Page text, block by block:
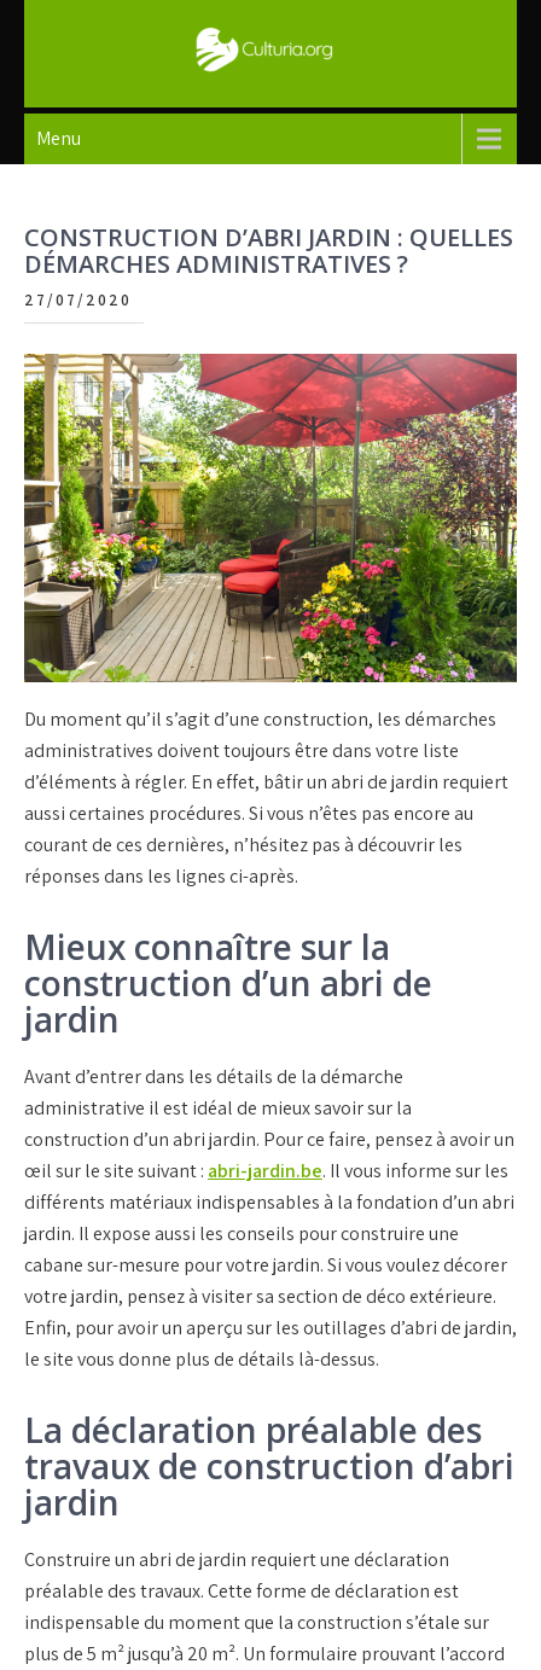
Culturia
Menu
CONSTRUCTION D’ABRI JARDIN : QUELLES
DÉMARCHES ADMINISTRATIVES ?
27/07/2020
Du moment qu’il s’agit d’une construction, les démarches
administratives doivent toujours être dans votre liste
d’éléments à régler. En effet, bâtir un abri de jardin requiert
aussi certaines procédures. Si vous n’êtes pas encore au
courant de ces dernières, n’hésitez pas à découvrir les
réponses dans les lignes ci-après.
Mieux connaître sur la
construction d’un abri de
jardin
Avant d’entrer dans les détails de la démarche
administrative il est idéal de mieux savoir sur la
construction d’un abri jardin. Pour ce faire, pensez à avoir un
œil sur le site suivant : abri-jardin.be. Il vous informe sur les
différents matériaux indispensables à la fondation d’un abri
jardin. Il expose aussi les conseils pour construire une
cabane sur-mesure pour votre jardin. Si vous voulez décorer
votre jardin, pensez à visiter sa section de déco extérieure.
Enfin, pour avoir un aperçu sur les outillages d’abri de jardin,
le site vous donne plus de détails là-dessus.
La déclaration préalable des
travaux de construction d’abri
jardin
Construire un abri de jardin requiert une déclaration
préalable des travaux. Cette forme de déclaration est
indispensable du moment que la construction s’étale sur
plus de 5 m² jusqu’à 20 m². Un formulaire prouvant l’accord